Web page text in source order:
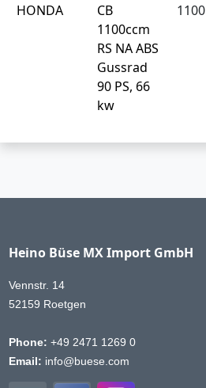
HONDA
CB
1100ccm
RS NA ABS
Gussrad
90 PS, 66
kw
1100
Heino Büse MX Import GmbH
Vennstr. 14
52159 Roetgen
Phone: +49 2471 1269 0
Email: info@buese.com